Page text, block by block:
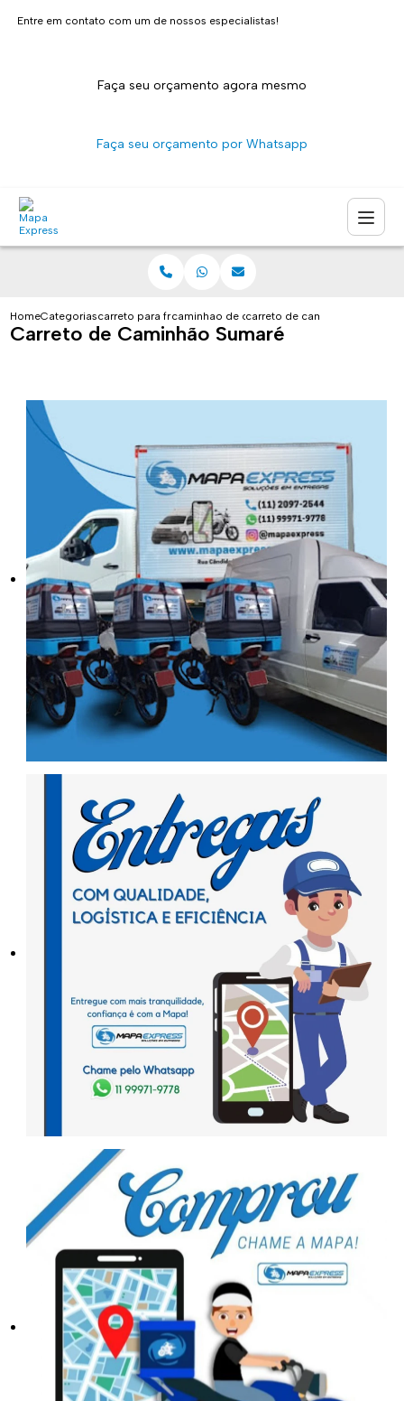
Entre em contato com um de nossos especialistas!
Faça seu orçamento agora mesmo
Faça seu orçamento por Whatsapp
HomeCategoriascarreto para fretescaminhao de carreto sao paulo
carreto de caminhao sumare
Carreto de Caminhão Sumaré